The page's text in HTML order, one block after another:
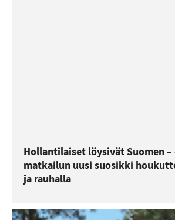
Hollantilaiset löysivät Suomen –
matkailun uusi suosikki
ja rauhalla